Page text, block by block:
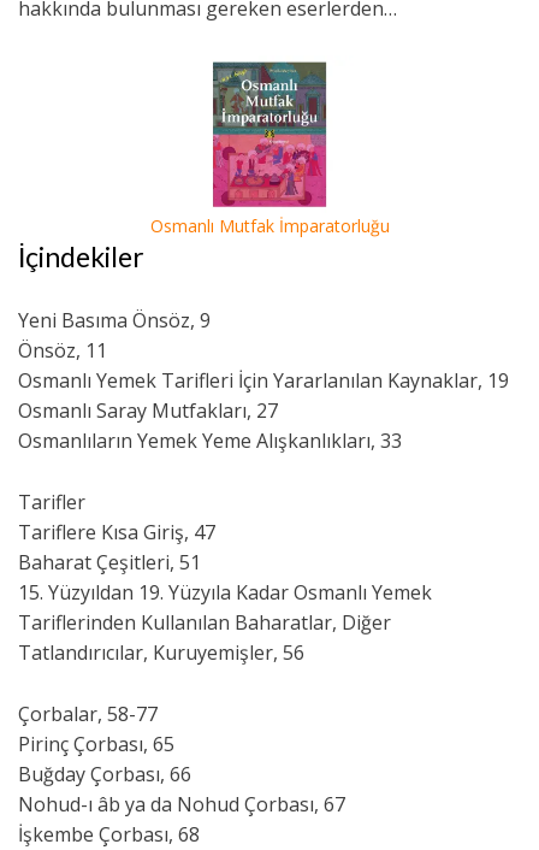
hakkında bulunması gereken eserlerden…
Osmanlı Mutfak İmparatorluğu
İçindekiler
Yeni Basıma Önsöz, 9
Önsöz, 11
Osmanlı Yemek Tarifleri İçin Yararlanılan Kaynaklar, 19
Osmanlı Saray Mutfakları, 27
Osmanlıların Yemek Yeme Alışkanlıkları, 33
Tarifler
Tariflere Kısa Giriş, 47
Baharat Çeşitleri, 51
15. Yüzyıldan 19. Yüzyıla Kadar Osmanlı Yemek
Tariflerinden Kullanılan Baharatlar, Diğer
Tatlandırıcılar, Kuruyemişler, 56
Çorbalar, 58-77
Pirinç Çorbası, 65
Buğday Çorbası, 66
Nohud-ı âb ya da Nohud Çorbası, 67
İşkembe Çorbası, 68